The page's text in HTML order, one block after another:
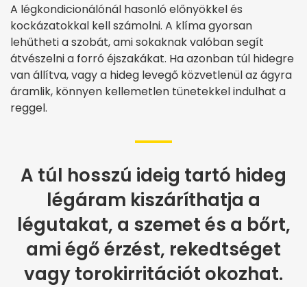
A légkondicionálónál hasonló előnyökkel és
kockázatokkal kell számolni. A klíma gyorsan
lehűtheti a szobát, ami sokaknak valóban segít
átvészelni a forró éjszakákat. Ha azonban túl hidegre
van állítva, vagy a hideg levegő közvetlenül az ágyra
áramlik, könnyen kellemetlen tünetekkel indulhat a
reggel.
A túl hosszú ideig tartó hideg
légáram kiszáríthatja a
légutakat, a szemet és a bőrt,
ami égő érzést, rekedtséget
vagy torokirritációt okozhat.